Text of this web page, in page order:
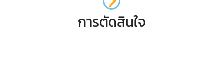
การตัดสินใจ